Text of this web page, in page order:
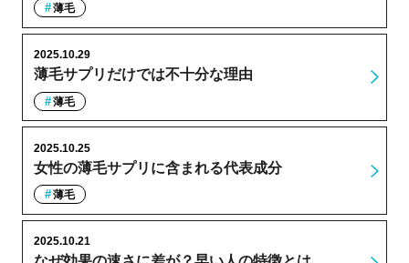
薄毛
薄毛サプリだけでは不十分な理由
2025.10.29
薄毛
女性の薄毛サプリに含まれる代表成分
2025.10.25
薄毛
2025.10.21